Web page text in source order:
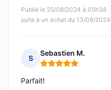
Publié le 25/08/2024 à 05h38
suite à un achat du 13/08/2024
S
Sebastien M.
Note : 5 sur 5
Parfait!